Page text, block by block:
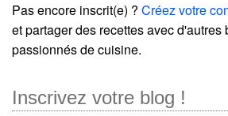
Pas encore inscrit(e) ? Créez votre
et partager des recettes avec
passionnés de cuisine.
Inscrivez votre blog !